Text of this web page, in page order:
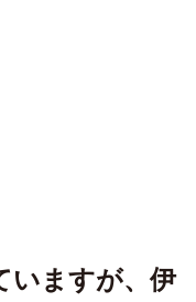
いますが、伊